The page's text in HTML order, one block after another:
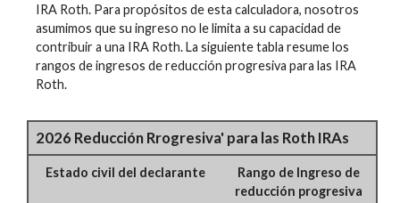
IRA Roth. Para propósitos de esta calculadora, nosotros
asumimos que su ingreso no le limita a su capacidad de
contribuir a una IRA Roth. La siguiente tabla resume los
rangos de ingresos de reducción progresiva para las IRA
Roth.
2026 Reducción Rrogresiva' para las Roth IRAs
Estado civil del declarante
Rango de Ingreso de
reducción progresiva